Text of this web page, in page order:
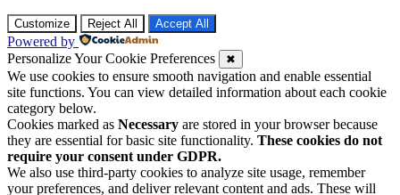
Customize Reject All Accept All
Powered by
Personalize Your Cookie Preferences
✖
We use cookies to ensure smooth navigation and enable essential
site functions. You can view detailed information about each cookie
category below.
Cookies marked as Necessary are stored in your browser because
they are essential for basic site functionality. These cookies do not
require your consent under GDPR.
We also use third-party cookies to analyze site usage, remember
your preferences, and deliver relevant content and ads. These will